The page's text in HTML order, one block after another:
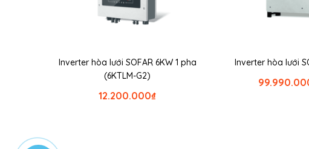
Inverter hòa lưới SOFAR 6KW 1 pha
(6KTLM-G2)
₫
12.200.000
Inverter hòa lưới